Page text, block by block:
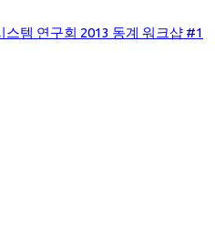
템 연구회 2013 동계 워크샵 #1